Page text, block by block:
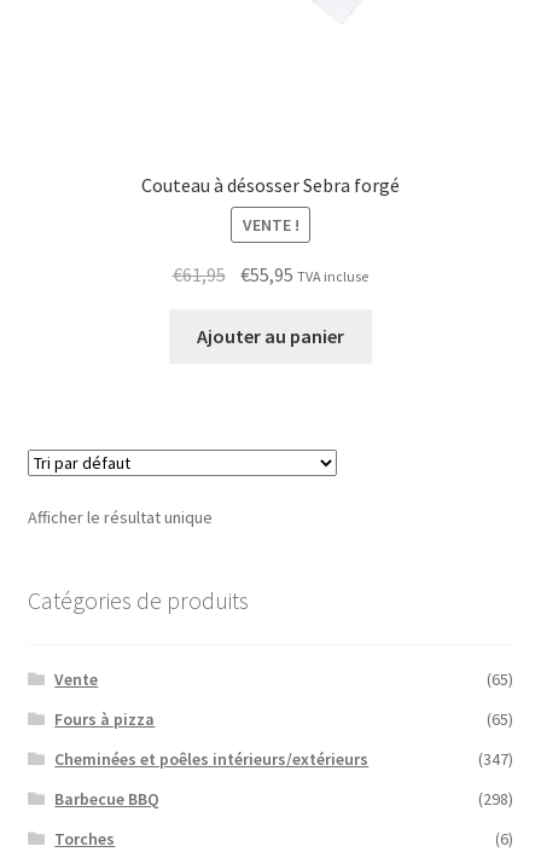
Couteau à désosser Sebra forgé
VENTE !
€61,95 Le
initial
€55,95 Le
actuel
TVA incluse
Ajouter au panier
Afficher le résultat unique
Catégories de produits
Vente
(65)
Fours à pizza
(65)
Cheminées et poêles intérieurs/extérieurs
(347)
Barbecue BBQ
(298)
Torches
(6)